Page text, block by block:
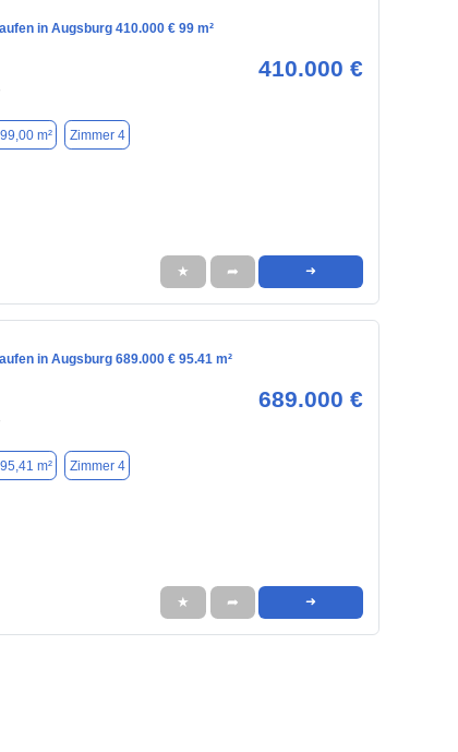
in Augsburg 410.000 € 99 m²
410.000 €
m² Zimmer 4
★ ➦ ➜
in Augsburg 689.000 € 95.41 m²
689.000 €
m² Zimmer 4
★ ➦ ➜